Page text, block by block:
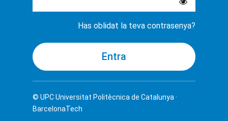
Has oblidat la teva contrasenya?
© UPCUniversitat Politècnica de Catalunya ·
BarcelonaTech